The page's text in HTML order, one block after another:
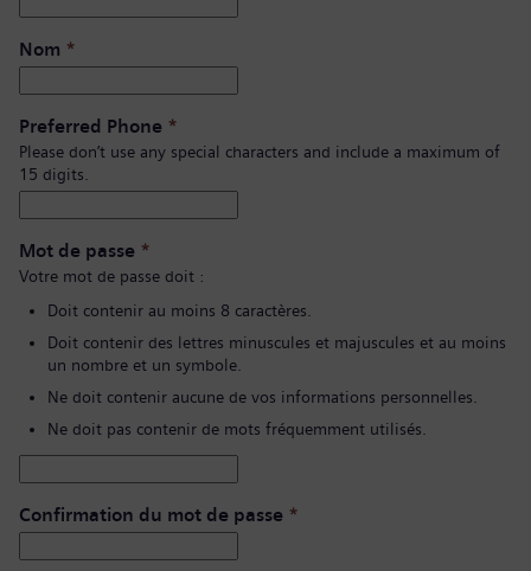
Nom *
Preferred Phone *
Please don’t use any special characters and include a maximum of
15 digits.
Mot de passe *
Votre mot de passe doit :
Doit contenir au moins 8 caractères.
Doit contenir des lettres minuscules et majuscules et au moins
un nombre et un symbole.
Ne doit contenir aucune de vos informations personnelles.
Ne doit pas contenir de mots fréquemment utilisés.
Confirmation du mot de passe *